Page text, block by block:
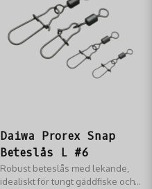
Daiwa Prorex Snap
Beteslås L #6
Robust beteslås med lekande,
idealiskt för tungt gäddfiske och